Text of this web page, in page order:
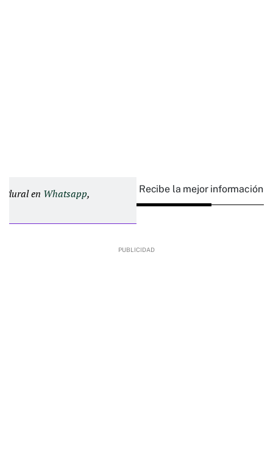
Plural en Whatsapp, Recibe la mejor información